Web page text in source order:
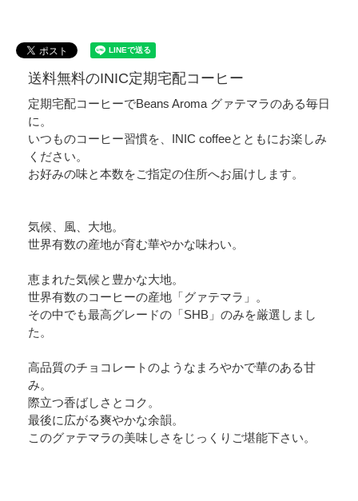
送料無料のINIC定期宅配コーヒー
定期宅配コーヒーでBeans Aroma グァテマラのある毎日
に。
いつものコーヒー習慣を、INIC coffeeとともにお楽しみ
ください。
お好みの味と本数をご指定の住所へお届けします。
気候、風、大地。
世界有数の産地が育む華やかな味わい。
恵まれた気候と豊かな大地。
世界有数のコーヒーの産地「グァテマラ」。
その中でも最高グレードの「SHB」のみを厳選しまし
た。
高品質のチョコレートのようなまろやかで華のある甘
み。
際立つ香ばしさとコク。
最後に広がる爽やかな余韻。
このグァテマラの美味しさをじっくりご堪能下さい。